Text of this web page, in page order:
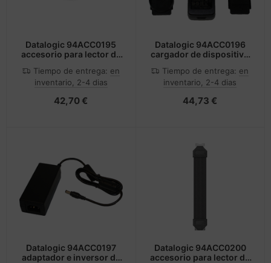
Datalogic 94ACC0195
accesorio para lector de
Tiempo de entrega: en
inventario, 2-4 dias
42,70 €
Datalogic 94ACC0196
cargador de dispositivo
Tiempo de entrega: en
inventario, 2-4 dias
44,73 €
Datalogic 94ACC0197
adaptador e inversor de
Datalogic 94ACC0200
accesorio para lector de